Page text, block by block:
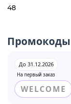
48
Промокоды
На первый заказ
До 31.12.2026
WELCOME